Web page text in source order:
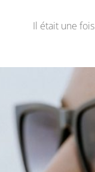
Il était une fois